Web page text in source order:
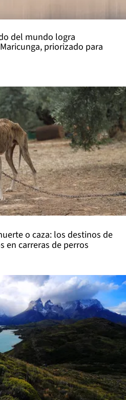
del mundo logra
priorizado para
o caza: los destinos de
en carreras de perros